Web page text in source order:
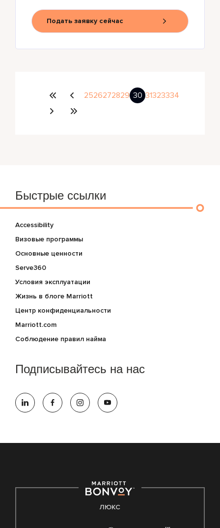
Подать заявку сейчас
2526272829 30 31323334
Быстрые ссылки
Accessibility
Визовые программы
Основные ценности
Serve360
Условия эксплуатации
Жизнь в блоге Marriott
Центр конфиденциальности
Marriott.com
Соблюдение правил найма
Подписывайтесь на нас
ЛЮКС